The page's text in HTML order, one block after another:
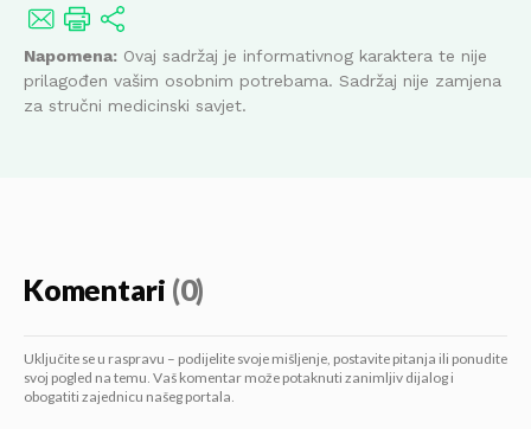
Napomena: Ovaj sadržaj je informativnog karaktera te nije
prilagođen vašim osobnim potrebama. Sadržaj nije zamjena
za stručni medicinski savjet.
Komentari (0)
Uključite se u raspravu – podijelite svoje mišljenje, postavite pitanja ili ponudite
svoj pogled na temu. Vaš komentar može potaknuti zanimljiv dijalog i
obogatiti zajednicu našeg portala.